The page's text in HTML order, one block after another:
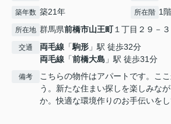
築年数 築21年 所在階 1
所在地 群馬県前橋市山王町１丁目２９－３
交通 両毛線 「駒形 」駅 徒歩32分
両毛線 「前橋大島 」駅 徒歩31分
備考
こちらの物件はアパートです。こ
う。新たな住まい探しを楽しみな
か。快適な環境作りのお手伝いをし